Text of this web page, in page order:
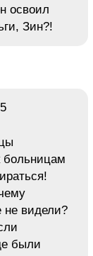
освоил
Зин?!
больницам
не видели?
были